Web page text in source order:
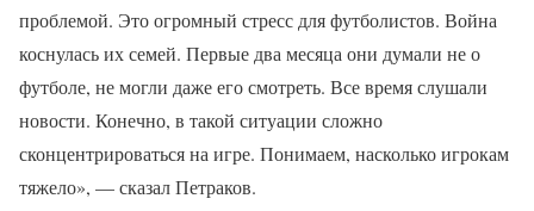
проблемой. Это огромный стресс для футболистов. Война
коснулась их семей. Первые два месяца они думали не о
футболе, не могли даже его смотреть. Все время слушали
новости. Конечно, в такой ситуации сложно
сконцентрироваться на игре. Понимаем, насколько игрокам
тяжело», — сказал Петраков.